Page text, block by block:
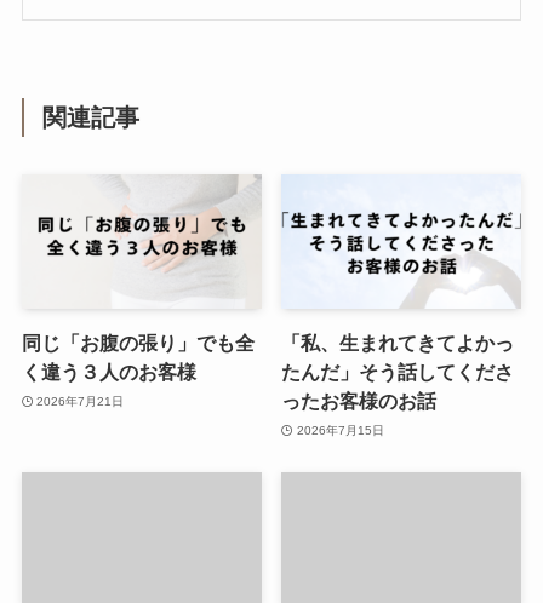
関連記事
同じ「お腹の張り」でも全
く違う３人のお客様
2026年7月21日
「私、生まれてきてよかっ
たんだ」そう話してくださ
ったお客様のお話
2026年7月15日